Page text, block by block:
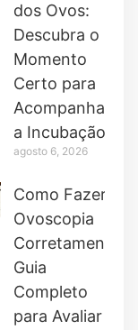
dos Ovos:
Descubra o
Momento
Certo para
Acompanhar
a Incubação
agosto 6, 2026
Como Fazer
Ovoscopia
Corretamente:
Guia
Completo
para Avaliar